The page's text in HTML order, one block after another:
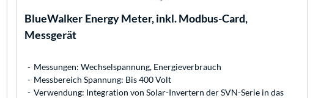
BlueWalker Energy Meter, inkl. Modbus-Card,
Messgerät
Messungen: Wechselspannung, Energieverbrauch
Messbereich Spannung: Bis 400 Volt
Verwendung: Integration von Solar-Invertern der SVN-Serie in das